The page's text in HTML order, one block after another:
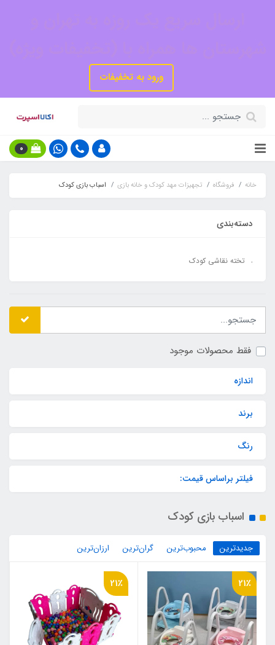
ورود به تخفیفات
0
خانه فروشگاه تجهیزات مهد کودک و خانه بازی اسباب بازی کودک
دسته‌بندی
تخته نقاشی کودک
فقط محصولات موجود
اندازه
برند
رنگ
فیلتر براساس قیمت:
اسباب بازی کودک
جدیدترین محبوب‌ترین گران‌ترین ارزان‌ترین
21٪ 21٪